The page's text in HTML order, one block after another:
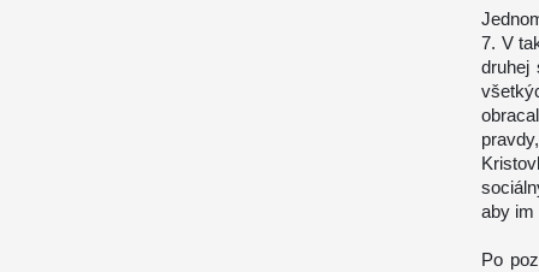
7. V
druhej
aby im
Po